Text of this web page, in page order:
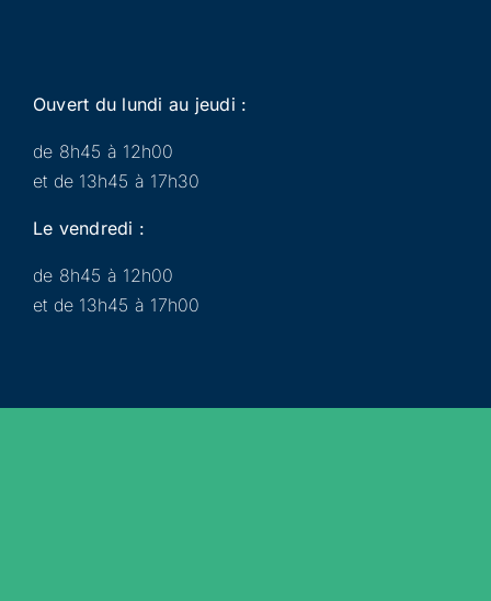
Ouvert du lundi au jeudi :
de 8h45 à 12h00
et de 13h45 à 17h30
Le vendredi :
de 8h45 à 12h00
et de 13h45 à 17h00